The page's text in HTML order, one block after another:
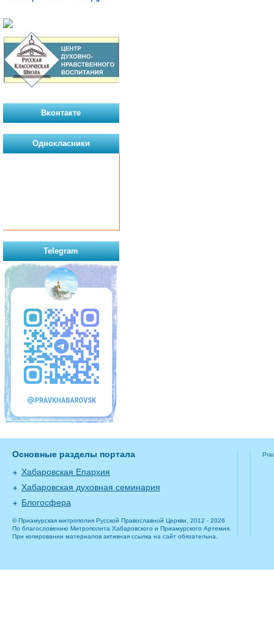
Вконтакте
Однокласники
Telegram
Основные разделы портала
Хабаровская Епархия
Хабаровская духовная семинария
Блогосфера
© Приамурская митрополия Русской Православной Церкви, 2012 - 2026
По благословению Митрополита Хабаровского и Приамурского Артемия.
При копировании материалов активная ссылка на сайт обязательна.